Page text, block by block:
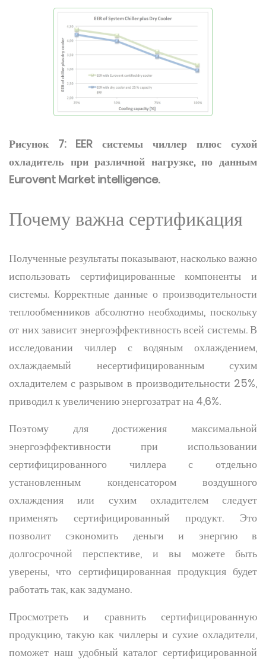
Рисунок 7: EER системы чиллер плюс сухой
охладитель при различной нагрузке, по данным
Eurovent Market intelligence.
Почему важна сертификация
Полученные результаты показывают, насколько важно
использовать сертифицированные компоненты и
системы. Корректные данные о производительности
теплообменников абсолютно необходимы, поскольку
от них зависит энергоэффективность всей системы. В
исследовании чиллер с водяным охлаждением,
охлаждаемый несертифицированным сухим
охладителем с разрывом в производительности 25%,
приводил к увеличению энергозатрат на 4,6%.
Поэтому для достижения максимальной
энергоэффективности при использовании
сертифицированного чиллера с отдельно
установленным конденсатором воздушного
охлаждения или сухим охладителем следует
применять сертифицированный продукт. Это
позволит сэкономить деньги и энергию в
долгосрочной перспективе, и вы можете быть
уверены, что сертифицированная продукция будет
работать так, как задумано.
Просмотреть и сравнить сертифицированную
продукцию, такую как чиллеры и сухие охладители,
поможет наш удобный каталог сертифицированной